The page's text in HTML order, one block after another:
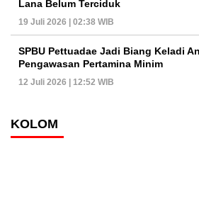
Lana Belum Terciduk
19 Juli 2026 | 02:38 WIB
SPBU Pettuadae Jadi Biang Keladi
Pengawasan Pertamina Minim
12 Juli 2026 | 12:52 WIB
KOLOM